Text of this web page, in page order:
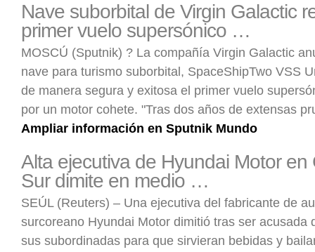
Nave suborbital de Virgin Galactic
primer vuelo supersónico …
MOSCÚ (Sputnik) ? La compañía Virgin Galactic
nave para turismo suborbital, SpaceShipTwo VSS
de manera segura y exitosa el primer vuelo
por un motor cohete. "Tras dos años de extensas
Ampliar información en Sputnik Mundo
Alta ejecutiva de Hyundai Motor en
Sur dimite en medio …
SEÚL (Reuters) – Una ejecutiva del fabricante de
surcoreano Hyundai Motor dimitió tras ser acusada
sus subordinadas para que sirvieran bebidas y